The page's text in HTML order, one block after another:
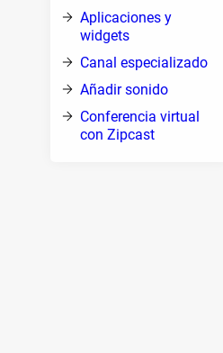
Aplicaciones y
widgets
Canal especializado
Añadir sonido
Conferencia virtual
con Zipcast
las
título de tu diapositiva, de añadir
visibilidad del documento en la
de búsqueda en Google (utiliza la